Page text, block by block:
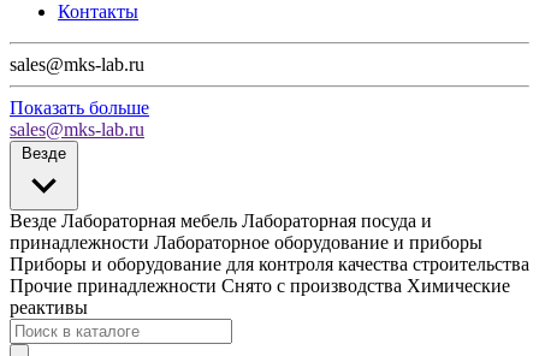
Контакты
sales@mks-lab.ru
Показать больше
sales@mks-lab.ru
Везде
Везде Лабораторная мебель Лабораторная посуда и
принадлежности Лабораторное оборудование и приборы
Приборы и оборудование для контроля качества строительства
Прочие принадлежности Снято с производства Химические
реактивы